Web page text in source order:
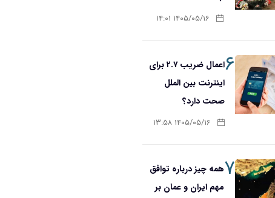
۱۴۰۵/۰۵/۱۶ ۱۴:۰۱
۶
اعمال ضریب ۲.۷ برای
اینترنت بین الملل
صحت دارد؟
۱۴۰۵/۰۵/۱۶ ۱۳:۵۸
۷همه چیز درباره توافق
مهم ایران و عمان بر